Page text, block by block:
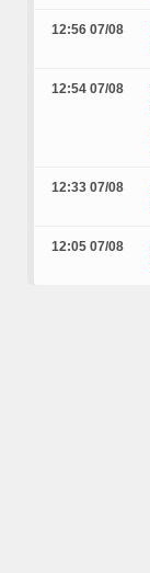
12:56 07/08
12:54 07/08
12:33 07/08
12:05 07/08